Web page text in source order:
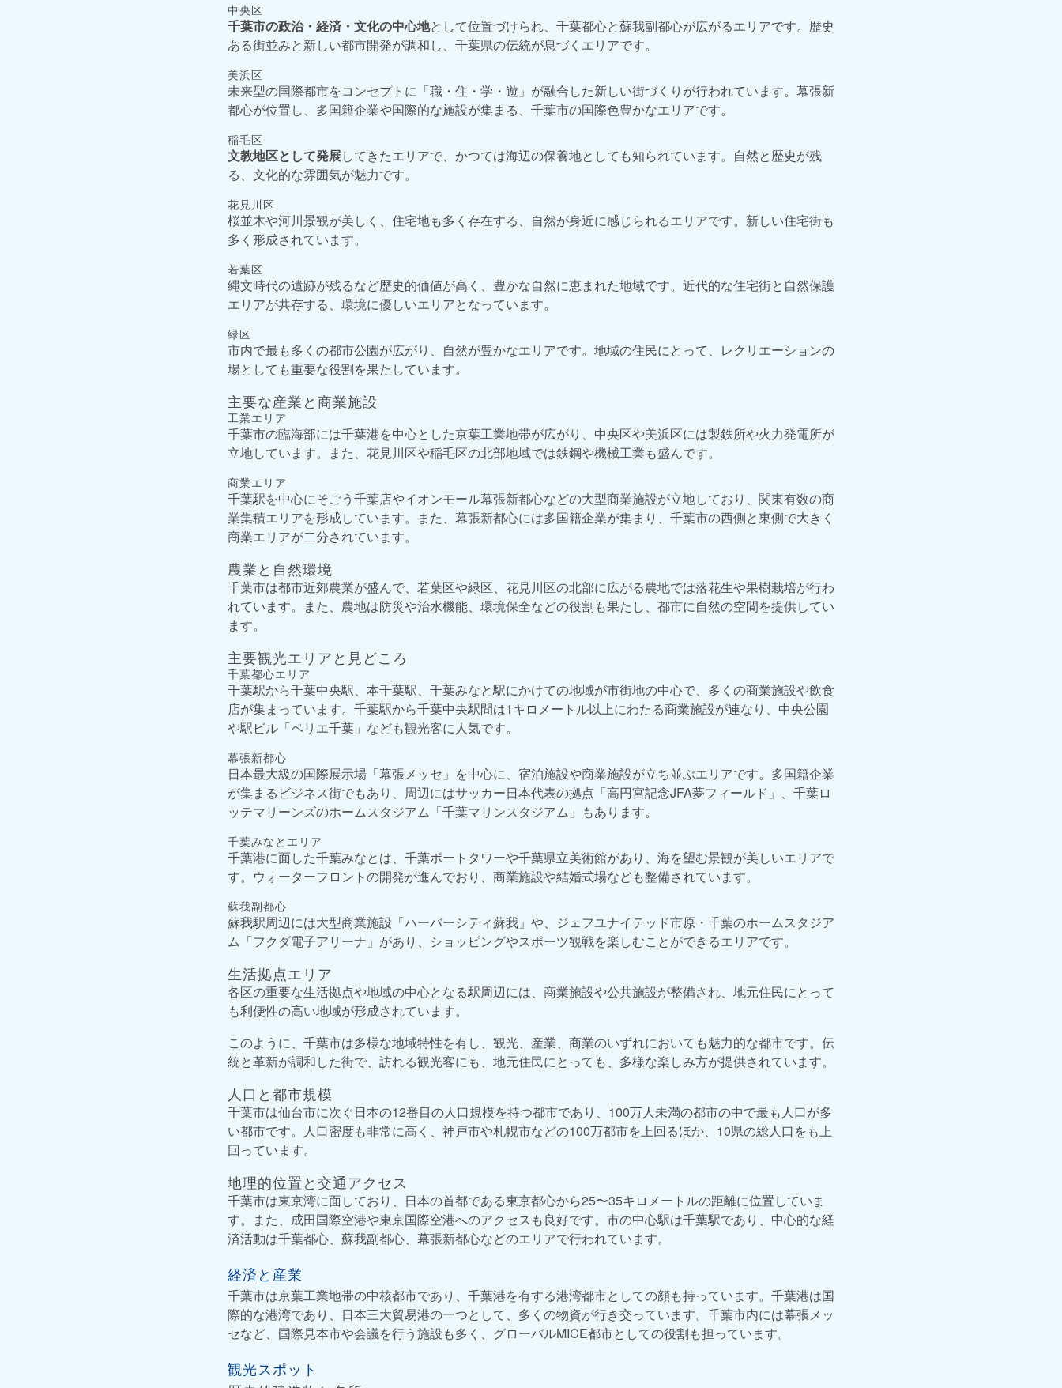
中央区
千葉市の政治・経済・文化の中心地として位置づけられ、千葉都心と蘇我副都心が広がるエリアです。歴史
ある街並みと新しい都市開発が調和し、千葉県の伝統が息づくエリアです。
美浜区
未来型の国際都市をコンセプトに「職・住・学・遊」が融合した新しい街づくりが行われています。幕張新
都心が位置し、多国籍企業や国際的な施設が集まる、千葉市の国際色豊かなエリアです。
稲毛区
文教地区として発展してきたエリアで、かつては海辺の保養地としても知られています。自然と歴史が残
る、文化的な雰囲気が魅力です。
花見川区
桜並木や河川景観が美しく、住宅地も多く存在する、自然が身近に感じられるエリアです。新しい住宅街も
多く形成されています。
若葉区
縄文時代の遺跡が残るなど歴史的価値が高く、豊かな自然に恵まれた地域です。近代的な住宅街と自然保護
エリアが共存する、環境に優しいエリアとなっています。
緑区
市内で最も多くの都市公園が広がり、自然が豊かなエリアです。地域の住民にとって、レクリエーションの
場としても重要な役割を果たしています。
主要な産業と商業施設
工業エリア
千葉市の臨海部には千葉港を中心とした京葉工業地帯が広がり、中央区や美浜区には製鉄所や火力発電所が
立地しています。また、花見川区や稲毛区の北部地域では鉄鋼や機械工業も盛んです。
商業エリア
千葉駅を中心にそごう千葉店やイオンモール幕張新都心などの大型商業施設が立地しており、関東有数の商
業集積エリアを形成しています。また、幕張新都心には多国籍企業が集まり、千葉市の西側と東側で大きく
商業エリアが二分されています。
農業と自然環境
千葉市は都市近郊農業が盛んで、若葉区や緑区、花見川区の北部に広がる農地では落花生や果樹栽培が行わ
れています。また、農地は防災や治水機能、環境保全などの役割も果たし、都市に自然の空間を提供してい
ます。
主要観光エリアと見どころ
千葉都心エリア
千葉駅から千葉中央駅、本千葉駅、千葉みなと駅にかけての地域が市街地の中心で、多くの商業施設や飲食
店が集まっています。千葉駅から千葉中央駅間は1キロメートル以上にわたる商業施設が連なり、中央公園
や駅ビル「ペリエ千葉」なども観光客に人気です。
幕張新都心
日本最大級の国際展示場「幕張メッセ」を中心に、宿泊施設や商業施設が立ち並ぶエリアです。多国籍企業
が集まるビジネス街でもあり、周辺にはサッカー日本代表の拠点「高円宮記念JFA夢フィールド」、千葉ロ
ッテマリーンズのホームスタジアム「千葉マリンスタジアム」もあります。
千葉みなとエリア
千葉港に面した千葉みなとは、千葉ポートタワーや千葉県立美術館があり、海を望む景観が美しいエリアで
す。ウォーターフロントの開発が進んでおり、商業施設や結婚式場なども整備されています。
蘇我副都心
蘇我駅周辺には大型商業施設「ハーバーシティ蘇我」や、ジェフユナイテッド市原・千葉のホームスタジア
ム「フクダ電子アリーナ」があり、ショッピングやスポーツ観戦を楽しむことができるエリアです。
生活拠点エリア
各区の重要な生活拠点や地域の中心となる駅周辺には、商業施設や公共施設が整備され、地元住民にとって
も利便性の高い地域が形成されています。
このように、千葉市は多様な地域特性を有し、観光、産業、商業のいずれにおいても魅力的な都市です。伝
統と革新が調和した街で、訪れる観光客にも、地元住民にとっても、多様な楽しみ方が提供されています。
人口と都市規模
千葉市は仙台市に次ぐ日本の12番目の人口規模を持つ都市であり、100万人未満の都市の中で最も人口が多
い都市です。人口密度も非常に高く、神戸市や札幌市などの100万都市を上回るほか、10県の総人口をも上
回っています。
地理的位置と交通アクセス
千葉市は東京湾に面しており、日本の首都である東京都心から25〜35キロメートルの距離に位置していま
す。また、成田国際空港や東京国際空港へのアクセスも良好です。市の中心駅は千葉駅であり、中心的な経
済活動は千葉都心、蘇我副都心、幕張新都心などのエリアで行われています。
経済と産業
千葉市は京葉工業地帯の中核都市であり、千葉港を有する港湾都市としての顔も持っています。千葉港は国
際的な港湾であり、日本三大貿易港の一つとして、多くの物資が行き交っています。千葉市内には幕張メッ
セなど、国際見本市や会議を行う施設も多く、グローバルMICE都市としての役割も担っています。
観光スポット